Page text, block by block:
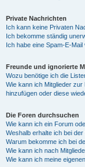
Private Nachrichten
Ich kann keine Privaten
Ich bekomme ständig
Ich habe eine Spam-E-
Freunde und ignorierte
Wozu benötige ich die
Wie kann ich Mitglieder
hinzufügen oder diese
Die Foren durchsuchen
Wie kann ich ein Forum
Weshalb erhalte ich bei
Warum bekomme ich bei
Wie kann ich nach
Wie kann ich meine